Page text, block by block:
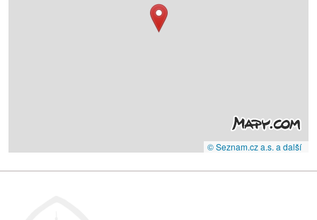
© Seznam.cz a.s. a další